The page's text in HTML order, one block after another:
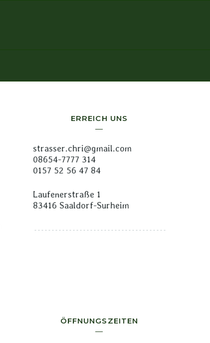
ERREICH UNS
strasser.chri@gmail.com
08654-7777 314
0157 52 56 47 84
Laufenerstraße 1
83416 Saaldorf-Surheim
ÖFFNUNGSZEITEN